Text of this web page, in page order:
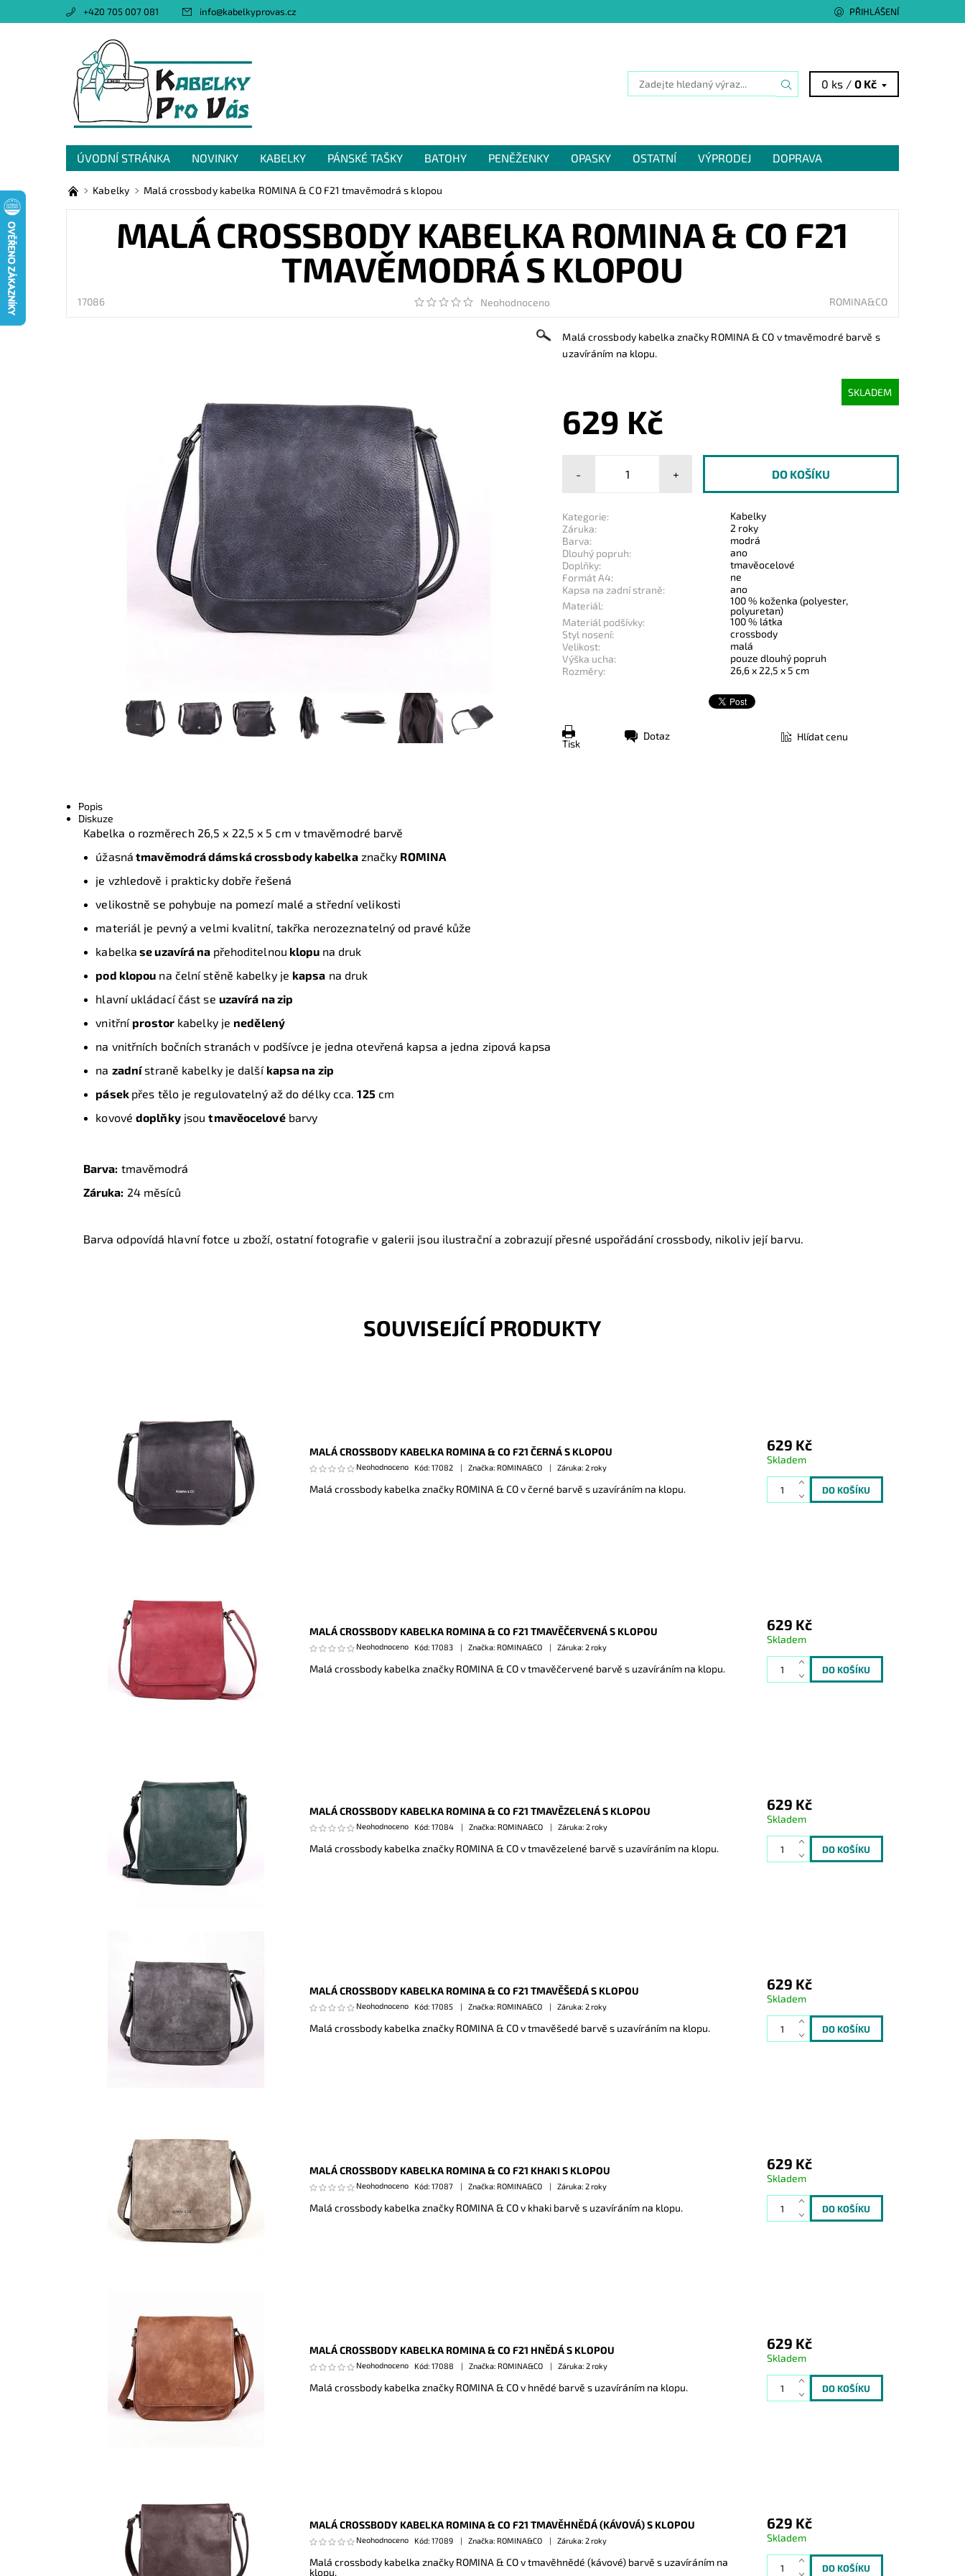
+420 705 007 081 info@kabelkyprovas.cz PŘIHLÁŠENÍ
0 ks /0 Kč
ÚVODNÍ STRÁNKA NOVINKY KABELKY PÁNSKÉ TAŠKY BATOHY PENĚŽENKY OPASKY OSTATNÍ VÝPRODEJ
DOPRAVA
OBCHODNÍ PODMÍNKY
GDPR NAPIŠTE NÁM
Kabelky Malá crossbody kabelka ROMINA & CO F21 tmavěmodrá s klopou
MALÁ CROSSBODY KABELKA ROMINA & CO F21
TMAVĚMODRÁ S KLOPOU
17086 Neohodnoceno ROMINA&CO
Malá crossbody kabelka značky ROMINA & CO v tmavěmodré barvě s
uzavíráním na klopu.
SKLADEM
629 Kč
- +
Kategorie:
Kabelky
Záruka:
2 roky
Barva:
modrá
Dlouhý popruh:
ano
Doplňky:
tmavěocelové
Formát A4:
ne
Kapsa na zadní straně:
ano
Materiál:
100 % koženka (polyester,
polyuretan)
Materiál podšívky:
100 % látka
Styl nosení:
crossbody
Velikost:
malá
Výška ucha:
pouze dlouhý popruh
Rozměry:
26,6 x 22,5 x 5 cm
Tisk
Dotaz Hlídat cenu
Popis
Diskuze
Kabelka o rozměrech 26,5 x 22,5 x 5 cm v tmavěmodré barvě
úžasná tmavěmodrá dámská crossbody kabelkaznačky ROMINA
je vzhledově i prakticky dobře řešená
velikostně se pohybuje na pomezí malé a střední velikosti
materiál je pevný a velmi kvalitní, takřka nerozeznatelný od pravé kůže
kabelka se uzavírá na přehoditelnou klopu na druk
pod klopou na čelní stěně kabelky je kapsa na druk
hlavní ukládací část se uzavírá na zip
vnitřní prostorkabelky je nedělený
na vnitřních bočních stranách v podšívce je jedna otevřená kapsa a jedna zipová kapsa
na zadnístraně kabelky je další kapsa na zip
pásek přes tělo je regulovatelný až do délky cca.125cm
kovovédoplňkyjsoutmavěocelovébarvy
Barva: tmavěmodrá
Záruka: 24 měsíců
Barva odpovídá hlavní fotce u zboží, ostatní fotografie v galerii jsou ilustrační a zobrazují přesné uspořádání crossbody, nikoliv její barvu.
SOUVISEJÍCÍ PRODUKTY
MALÁ CROSSBODY KABELKA ROMINA & CO F21 ČERNÁ S KLOPOU
Neohodnoceno Kód: 17082 Značka: ROMINA&CO Záruka: 2 roky
Malá crossbody kabelka značky ROMINA & CO v černé barvě s uzavíráním na klopu.
629 Kč
Skladem
MALÁ CROSSBODY KABELKA ROMINA & CO F21 TMAVĚČERVENÁ S KLOPOU
Neohodnoceno Kód: 17083 Značka: ROMINA&CO Záruka: 2 roky
Malá crossbody kabelka značky ROMINA & CO v tmavěčervené barvě s uzavíráním na klopu.
629 Kč
Skladem
MALÁ CROSSBODY KABELKA ROMINA & CO F21 TMAVĚZELENÁ S KLOPOU
Neohodnoceno Kód: 17084 Značka: ROMINA&CO Záruka: 2 roky
Malá crossbody kabelka značky ROMINA & CO v tmavězelené barvě s uzavíráním na klopu.
629 Kč
Skladem
MALÁ CROSSBODY KABELKA ROMINA & CO F21 TMAVĚŠEDÁ S KLOPOU
Neohodnoceno Kód: 17085 Značka: ROMINA&CO Záruka: 2 roky
Malá crossbody kabelka značky ROMINA & CO v tmavěšedé barvě s uzavíráním na klopu.
629 Kč
Skladem
MALÁ CROSSBODY KABELKA ROMINA & CO F21 KHAKI S KLOPOU
Neohodnoceno Kód: 17087 Značka: ROMINA&CO Záruka: 2 roky
Malá crossbody kabelka značky ROMINA & CO v khaki barvě s uzavíráním na klopu.
629 Kč
Skladem
MALÁ CROSSBODY KABELKA ROMINA & CO F21 HNĚDÁ S KLOPOU
Neohodnoceno Kód: 17088 Značka: ROMINA&CO Záruka: 2 roky
Malá crossbody kabelka značky ROMINA & CO v hnědé barvě s uzavíráním na klopu.
629 Kč
Skladem
MALÁ CROSSBODY KABELKA ROMINA & CO F21 TMAVĚHNĚDÁ (KÁVOVÁ) S KLOPOU
Neohodnoceno Kód: 17089 Značka: ROMINA&CO Záruka: 2 roky
Malá crossbody kabelka značky ROMINA & CO v tmavěhnědé (kávové) barvě s uzavíráním na
klopu.
629 Kč
Skladem